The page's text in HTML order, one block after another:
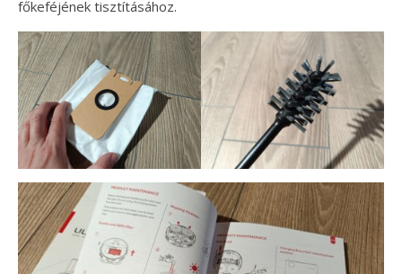
főkeféjének tisztításához.